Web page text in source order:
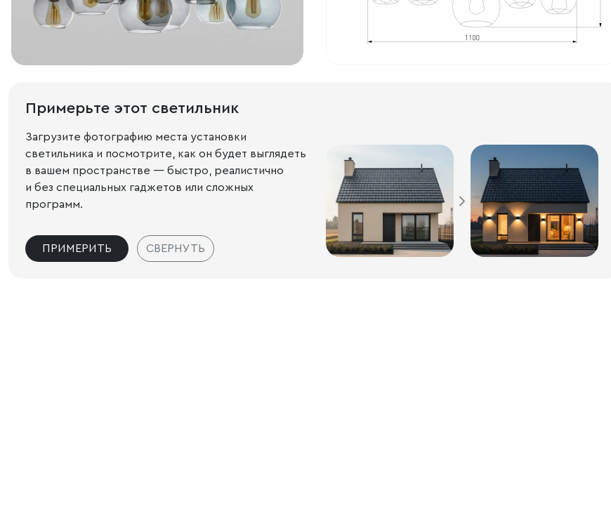
Примерьте этот светильник
Загрузите фотографию места установки
светильника и посмотрите, как он будет выглядеть
в вашем пространстве — быстро, реалистично
и без специальных гаджетов или сложных
программ.
ПРИМЕРИТЬ СВЕРНУТЬ